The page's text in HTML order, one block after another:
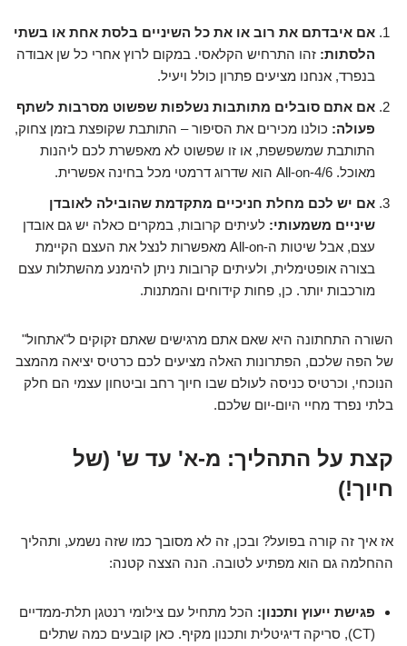
אם איבדתם את רוב או את כל השיניים בלסת אחת או בשתי
הלסתות: זהו התרחיש הקלאסי. במקום לרוץ אחרי כל שן אבודה
בנפרד, אנחנו מציעים פתרון כולל ויעיל.
אם אתם סובלים מתותבות נשלפות שפשוט מסרבות לשתף
פעולה: כולנו מכירים את הסיפור – התותבת שקופצת בזמן צחוק,
התותבת שמשפשפת, או זו שפשוט לא מאפשרת לכם ליהנות
מאוכל. All-on-4/6 הוא שדרוג דרמטי מכל בחינה אפשרית.
אם יש לכם מחלת חניכיים מתקדמת שהובילה לאובדן
שיניים משמעותי: לעיתים קרובות, במקרים כאלה יש גם אובדן
עצם, אבל שיטות ה-All-on מאפשרות לנצל את העצם הקיימת
בצורה אופטימלית, ולעיתים קרובות ניתן להימנע מהשתלות עצם
מורכבות יותר. כן, פחות קידוחים והמתנות.
השורה התחתונה היא שאם אתם מרגישים שאתם זקוקים ל"אתחול"
של הפה שלכם, הפתרונות האלה מציעים לכם כרטיס יציאה מהמצב
הנוכחי, וכרטיס כניסה לעולם שבו חיוך רחב וביטחון עצמי הם חלק
בלתי נפרד מחיי היום-יום שלכם.
קצת על התהליך: מ-א' עד ש' (של
חיוך!)
אז איך זה קורה בפועל? ובכן, זה לא מסובך כמו שזה נשמע, ותהליך
ההחלמה גם הוא מפתיע לטובה. הנה הצצה קטנה:
פגישת ייעוץ ותכנון: הכל מתחיל עם צילומי רנטגן תלת-ממדיים
(CT), סריקה דיגיטלית ותכנון מקיף. כאן קובעים כמה שתלים